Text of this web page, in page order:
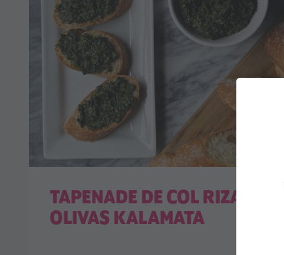
TAPENADE DE COL RIZADA Y
OLIVAS KALAMATA